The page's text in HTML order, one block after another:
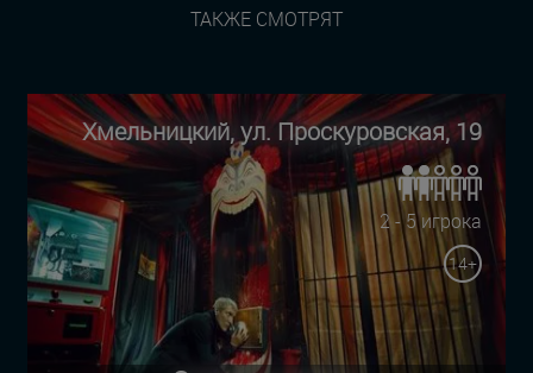
ТАКЖЕ СМОТРЯТ
Хмельницкий, ул. Проскуровская, 19
2 - 5 игрока
14+